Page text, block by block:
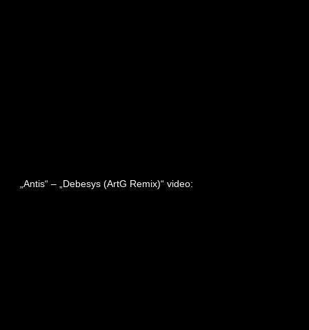
„Antis“ – „Debesys (ArtG Remix)“ video: